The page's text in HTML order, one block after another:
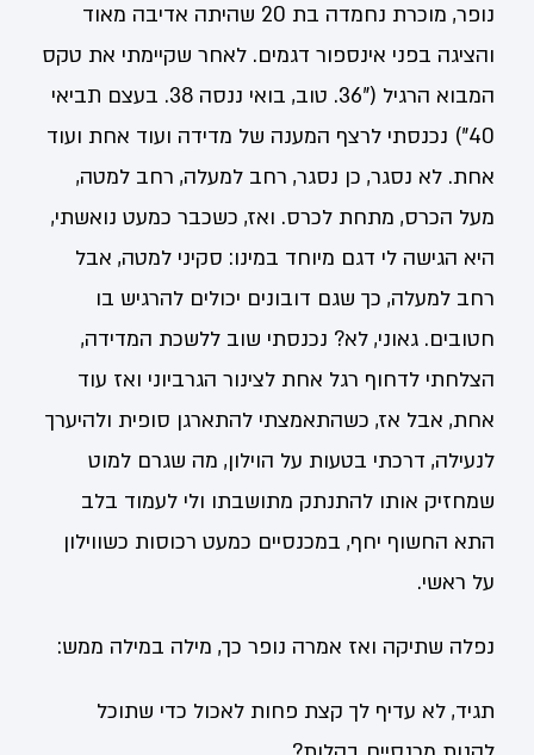
נופר, מוכרת נחמדה בת 20 שהיתה אדיבה מאוד
והציגה בפני אינספור דגמים. לאחר שקיימתי את טקס
המבוא הרגיל ("36. טוב, בואי ננסה 38. בעצם תביאי
40") נכנסתי לרצף המענה של מדידה ועוד אחת ועוד
אחת. לא נסגר, כן נסגר, רחב למעלה, רחב למטה,
מעל הכרס, מתחת לכרס. ואז, כשכבר כמעט נואשתי,
היא הגישה לי דגם מיוחד במינו: סקיני למטה, אבל
רחב למעלה, כך שגם דובונים יכולים להרגיש בו
חטובים. גאוני, לא? נכנסתי שוב ללשכת המדידה,
הצלחתי לדחוף רגל אחת לצינור הגרביוני ואז עוד
אחת, אבל אז, כשהתאמצתי להתארגן סופית ולהיערך
לנעילה, דרכתי בטעות על הוילון, מה שגרם למוט
שמחזיק אותו להתנתק מתושבתו ולי לעמוד בלב
התא החשוף יחף, במכנסיים כמעט רכוסות כשווילון
על ראשי.
נפלה שתיקה ואז אמרה נופר כך, מילה במילה ממש:
תגיד, לא עדיף לך קצת פחות לאכול כדי שתוכל